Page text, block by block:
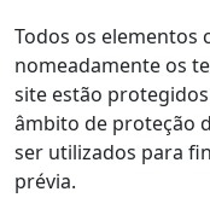
Todos os elementos
nomeadamente os
site estão
âmbito de proteção
ser utilizados para
prévia.